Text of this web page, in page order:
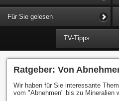
Für Sie gelesen
TV-Tipps
Ratgeber: Von
Wir haben für Sie interessante
vom "Abnehmen" bis zu Mineralien